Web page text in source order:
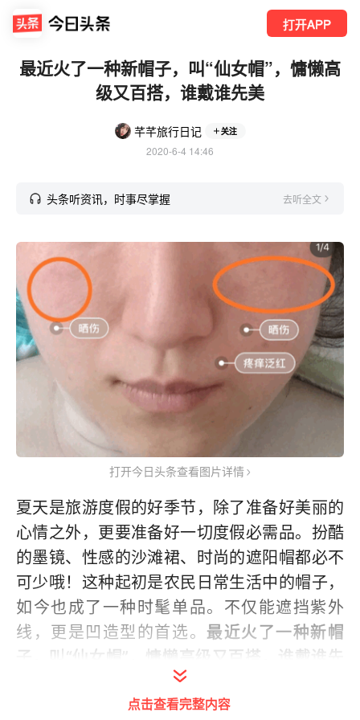
打开APP
最近火了一种新帽子，叫“仙女帽”，慵懒高
级又百搭，谁戴谁先美
芊芊旅行日记 关注
2020-6-4 14:46
头条听资讯，时事尽掌握 去听全文
打开今日头条查看图片详情
夏天是旅游度假的好季节，除了准备好美丽的
心情之外，更要准备好一切度假必需品。扮酷
的墨镜、性感的沙滩裙、时尚的遮阳帽都必不
可少哦！这种起初是农民日常生活中的帽子，
如今也成了一种时髦单品。不仅能遮挡紫外
线，更是凹造型的首选。 最近火了一种新帽
子，叫“仙女帽”，慵懒高级又百搭，谁戴谁先
点击查看完整内容